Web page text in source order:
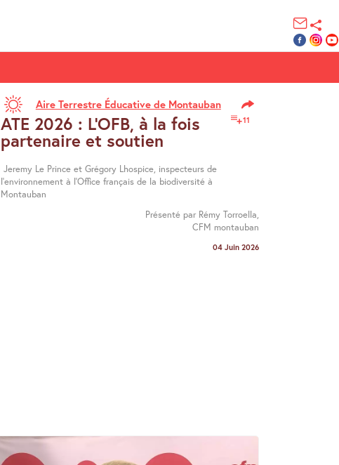
Aire Terrestre Éducative de Montauban
11
ATE 2026 : L’OFB, à la fois
partenaire et soutien
Jeremy Le Prince et Grégory Lhospice, inspecteurs de
l’environnement à l’Office français de la biodiversité à
Montauban
Présenté par Rémy Torroella,
CFM montauban
04 Juin 2026